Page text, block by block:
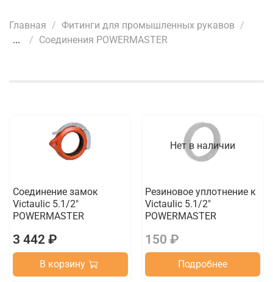
Главная
Фитинги для промышленных рукавов
...
Соединения POWERMASTER
Соединение замок
Victaulic 5.1/2"
POWERMASTER
3 442 ₽
В корзину
Нет в наличии
Резиновое уплотнение к
Victaulic 5.1/2"
POWERMASTER
150 ₽
Подробнее